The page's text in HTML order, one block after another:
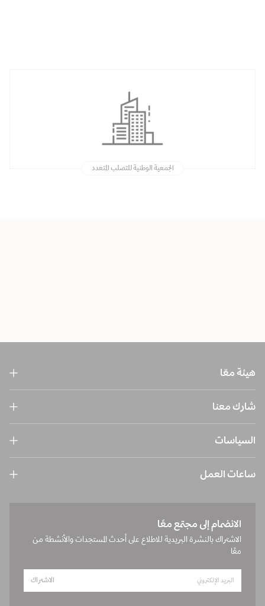
الجمعية الوطنية للتصلب المتعدد
هيئة معّا
شارك معنا
السياسات
ساعات العمل
الانضمام إلى مجتمع معًا
الاشتراك بالنشرة البريدية للاطلاع على أحدث المستجدات والأنشطة من
معًا
الاشتراك